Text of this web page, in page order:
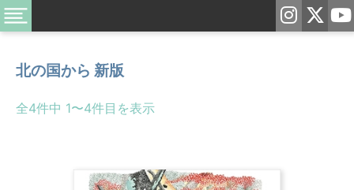
北の国から 新版
全4件中 1〜4件目を表示